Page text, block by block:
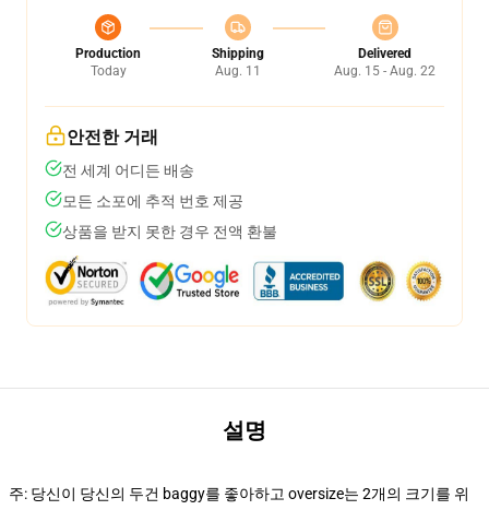
Production
Today
Shipping
Aug. 11
Delivered
Aug. 15 - Aug. 22
안전한 거래
전 세계 어디든 배송
모든 소포에 추적 번호 제공
상품을 받지 못한 경우 전액 환불
설명
주: 당신이 당신의 두건 baggy를 좋아하고 oversize는 2개의 크기를 위